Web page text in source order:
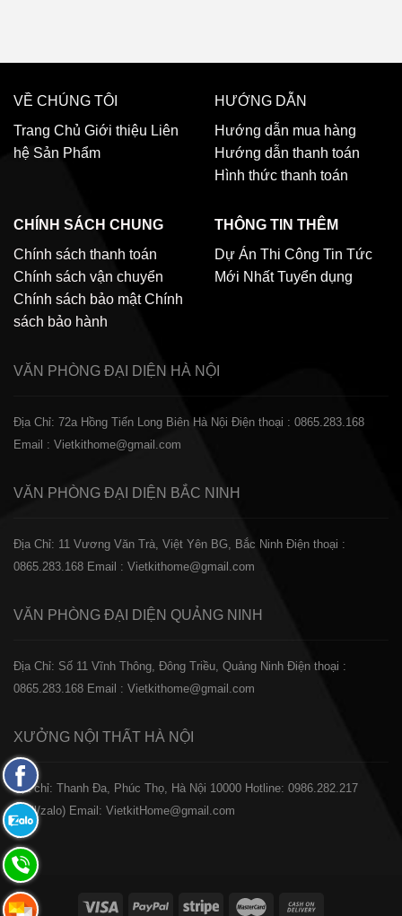
VỀ CHÚNG TÔI
Trang Chủ Giới thiệu Liên
hệ Sản Phẩm
HƯỚNG DẪN
Hướng dẫn mua hàng
Hướng dẫn thanh toán
Hình thức thanh toán
CHÍNH SÁCH CHUNG
Chính sách thanh toán
Chính sách vận chuyển
Chính sách bảo mật Chính
sách bảo hành
THÔNG TIN THÊM
Dự Án Thi Công Tin Tức
Mới Nhất Tuyển dụng
VĂN PHÒNG ĐẠI DIỆN HÀ NỘI
Địa Chỉ: 72a Hồng Tiến Long Biên Hà Nội Điện thoại : 0865.283.168
Email : Vietkithome@gmail.com
VĂN PHÒNG ĐẠI DIỆN BẮC NINH
Địa Chỉ: 11 Vương Văn Trà, Việt Yên BG, Bắc Ninh Điện thoại :
0865.283.168 Email : Vietkithome@gmail.com
VĂN PHÒNG ĐẠI DIỆN QUẢNG NINH
Địa Chỉ: Số 11 Vĩnh Thông, Đông Triều, Quảng Ninh Điện thoại :
0865.283.168 Email : Vietkithome@gmail.com
XƯỞNG NỘI THẤT HÀ NỘI
️Địa chỉ: Thanh Đa, Phúc Thọ, Hà Nội 10000 Hotline: 0986.282.217
(Call/zalo) Email: VietkitHome@gmail.com
Fanpage
Facebook
Zalo:
0865.283.168
Hotline:
0865.283.168
Hotline: